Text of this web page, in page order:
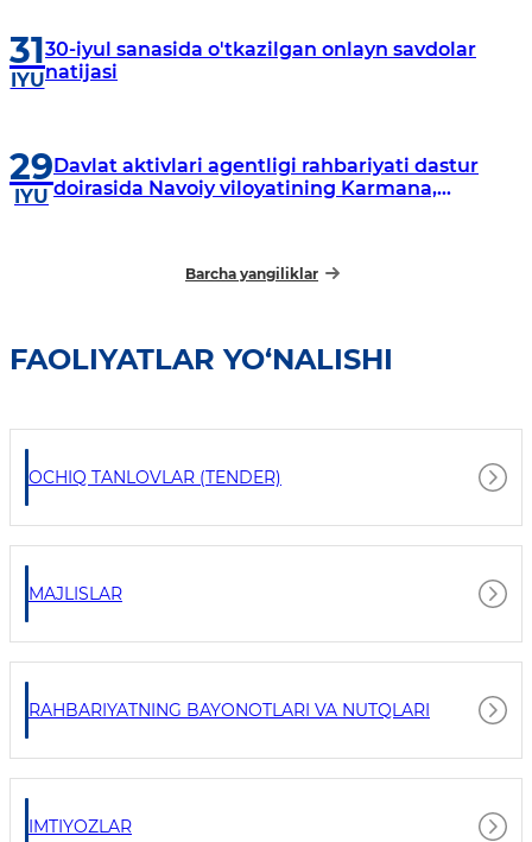
31
IYU
30-iyul sanasida o'tkazilgan onlayn savdolar
natijasi
29
IYU
Davlat aktivlari agentligi rahbariyati dastur
doirasida Navoiy viloyatining Karmana,
Barcha yangiliklar
FAOLIYATLAR YO‘NALISHI
OCHIQ TANLOVLAR (TENDER)
MAJLISLAR
RAHBARIYATNING BAYONOTLARI VA NUTQLARI
IMTIYOZLAR